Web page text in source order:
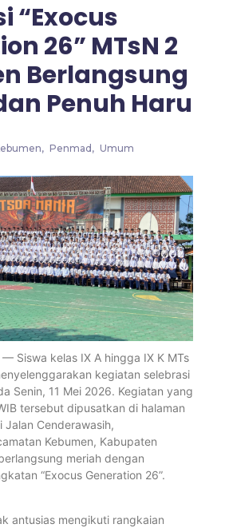
“Exocus
26” MTsN 2
Berlangsung
Penuh Haru
, Penmad , Umum
— Siswa kelas IX A hingga IX K MTs
kegiatan selebrasi
Senin, 11 Mei 2026. Kegiatan yang
tersebut dipusatkan di halaman
Jalan Cenderawasih,
Kebumen, Kabupaten
meriah dengan
“Exocus Generation 26”.
antusias mengikuti rangkaian